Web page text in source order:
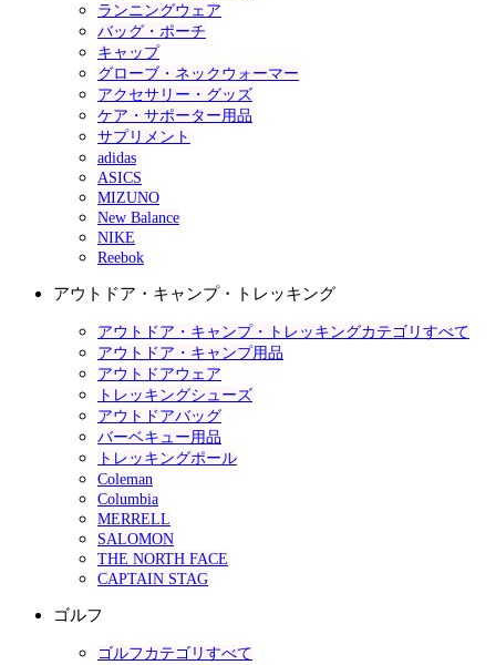
ランニングウェア
バッグ・ポーチ
キャップ
グローブ・ネックウォーマー
アクセサリー・グッズ
ケア・サポーター用品
サプリメント
adidas
ASICS
MIZUNO
New Balance
NIKE
Reebok
アウトドア・キャンプ・トレッキング
アウトドア・キャンプ・トレッキングカテゴリすべて
アウトドア・キャンプ用品
アウトドアウェア
トレッキングシューズ
アウトドアバッグ
バーベキュー用品
トレッキングポール
Coleman
Columbia
MERRELL
SALOMON
THE NORTH FACE
CAPTAIN STAG
ゴルフ
ゴルフカテゴリすべて